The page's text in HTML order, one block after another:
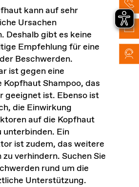
kann auf sehr
Ursachen
Deshalb gibt es keine
Empfehlung für eine
Beschwerden.
ist gegen eine
Shampoo, das
geeignet ist. Ebenso ist
die Einwirkung
auf die Kopfhaut
unterbinden. Ein
ist zudem, das weitere
verhindern. Suchen Sie
rund um die
Unterstützung.